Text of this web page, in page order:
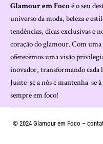
Glamour em Focoé o seu
universo da moda, beleza e
tendências, dicas exclusivas e
coração do glamour. Com uma
oferecemos uma visão
inovador, transformando cada
Junte-se a nós e mantenha-se
sempre em foco!
© 2024 Glamour em Foco –